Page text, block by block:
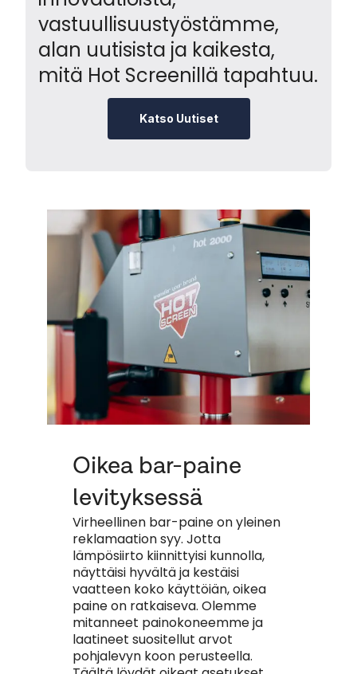
vastuullisuustyöstämme,
alan uutisista ja kaikesta,
mitä Hot Screenillä tapahtuu.
Katso Uutiset
Oikea bar-paine
levityksessä
Virheellinen bar-paine on yleinen
reklamaation syy. Jotta
lämpösiirto kiinnittyisi kunnolla,
näyttäisi hyvältä ja kestäisi
vaatteen koko käyttöiän, oikea
paine on ratkaiseva. Olemme
mitanneet painokoneemme ja
laatineet suositellut arvot
pohjalevyn koon perusteella.